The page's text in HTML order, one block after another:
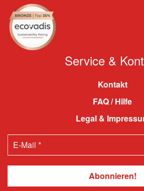
Service &
Kontakt
FAQ / Hilfe
Legal &